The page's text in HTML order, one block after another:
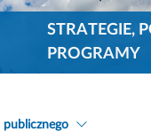
STRATEGIE,
PROGRAMY